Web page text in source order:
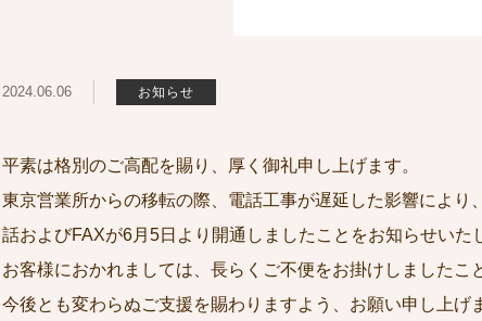
2024.06.06 お知らせ
平素は格別のご高配を賜り、厚く御礼申し上げます。
東京営業所からの移転の際、電話工事が遅延した影響によ
話およびFAXが6月5日より開通しましたことをお知らせいた
お客様におかれましては、長らくご不便をお掛けしましたこ
今後とも変わらぬご支援を賜わりますよう、お願い申し上げ